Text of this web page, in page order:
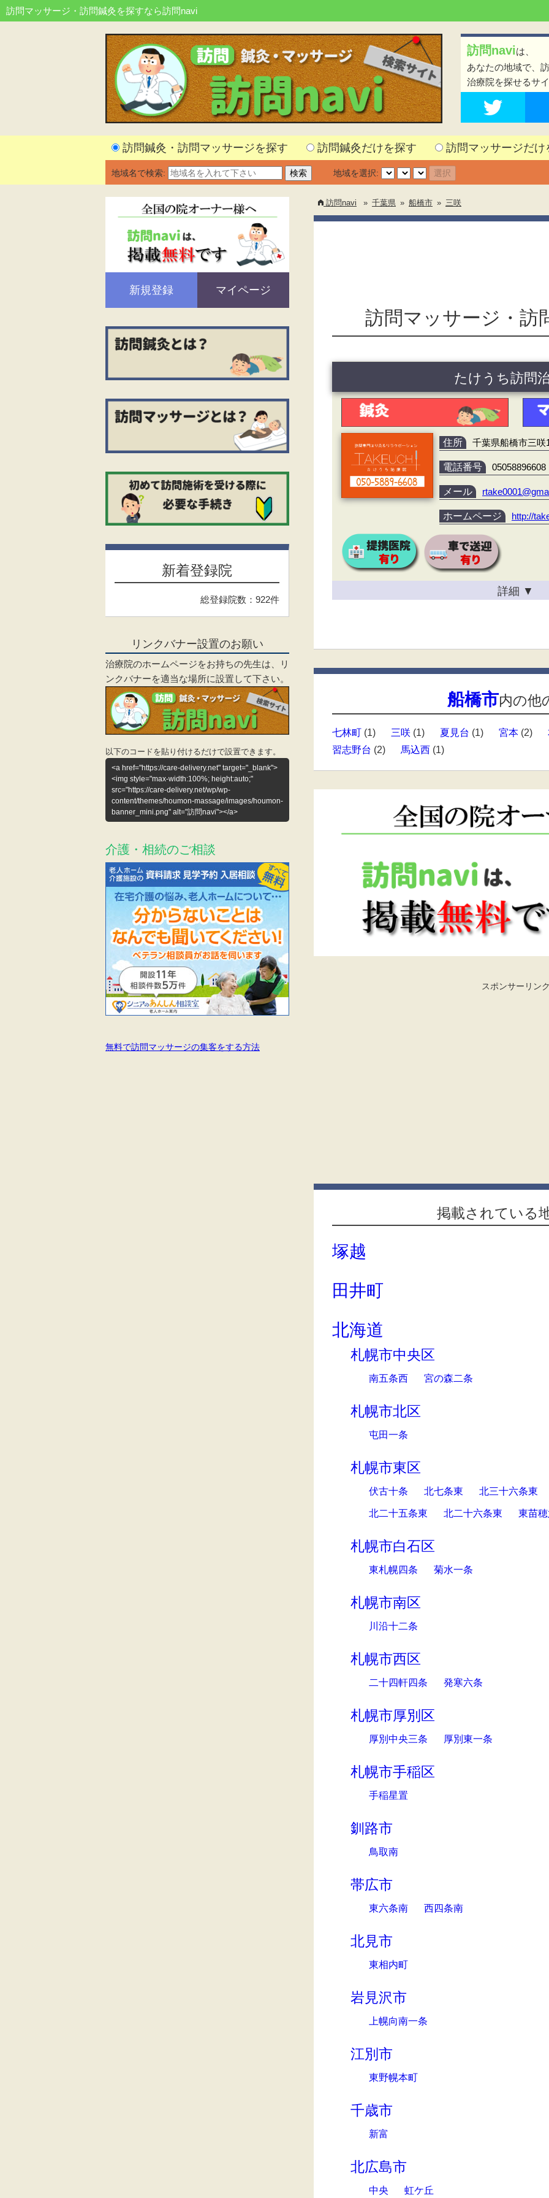
訪問マッサージ・訪問鍼灸を探すなら訪問navi
訪問naviは、
あなたの地域で、
治療院を探せるサ
訪問鍼灸・訪問マッサージを探す 訪問鍼灸だけを探す 訪問マッサージだけ
地域名で検索: 地域を選択:
訪問navi » 千葉県 » 船橋市 » 三咲
訪問マッサージ・訪
たけうち訪問
住所 千葉県船橋市三咲
電話番号 05058896608
メール
ホームページ http://
詳細 ▼
船橋市内の他
七林町 (1) 三咲 (1) 夏見台 (1) 宮本 (2)
習志野台 (2) 馬込西 (1)
スポンサーリン
掲載されている
塚越
田井町
北海道
札幌市中央区
南五条西 宮の森二条
札幌市北区
屯田一条
札幌市東区
伏古十条 北七条東 北三十六条東
北二十五条東 北二十六条東 東苗
札幌市白石区
東札幌四条 菊水一条
札幌市南区
川沿十二条
札幌市西区
二十四軒四条 発寒六条
札幌市厚別区
厚別中央三条 厚別東一条
札幌市手稲区
手稲星置
釧路市
鳥取南
帯広市
東六条南 西四条南
北見市
東相内町
岩見沢市
上幌向南一条
江別市
東野幌本町
千歳市
新富
北広島市
中央 虹ケ丘
新規登録 マイページ
新着登録院
総登録院数：922件
リンクバナー設置のお願い
治療院のホームページをお持ちの先生は、リ
ンクバナーを適当な場所に設置して下さい。
以下のコードを貼り付けるだけで設置できます。
<a href="https://care-delivery.net" target="_blank">
<img style="max-width:100%; height:auto;"
src="https://care-delivery.net/wp/wp-
content/themes/houmon-massage/images/houmon-
banner_mini.png" alt="訪問navi"></a>
介護・相続のご相談
無料で訪問マッサージの集客をする方法